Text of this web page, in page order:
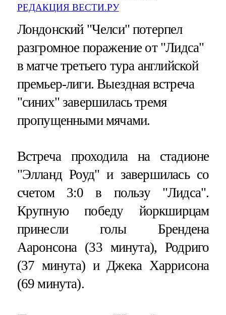
РЕДАКЦИЯ ВЕСТИ.РУ
Лондонский "Челси" потерпел
разгромное поражение от "Лидса"
в матче третьего тура английской
премьер-лиги. Выездная встреча
"синих" завершилась тремя
пропущенными мячами.
Встреча проходила на стадионе
"Элланд Роуд" и завершилась со
счетом 3:0 в пользу "Лидса".
Крупную победу йоркширцам
принесли голы Брендена
Ааронсона (33 минута), Родриго
(37 минута) и Джека Харрисона
(69 минута).